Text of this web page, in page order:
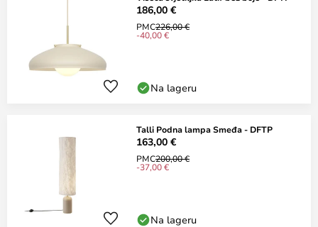
186,00 €
PMC226,00 €
-40,00 €
Na lageru
Talli Podna lampa Smeđa - DFTP
163,00 €
PMC200,00 €
-37,00 €
Na lageru